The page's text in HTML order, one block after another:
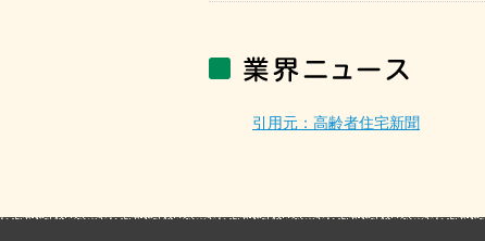
引用元：高齢者住宅新聞